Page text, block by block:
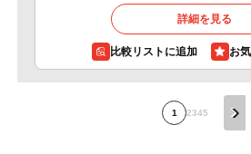
詳細を見る
比較リストに追加
1 2345